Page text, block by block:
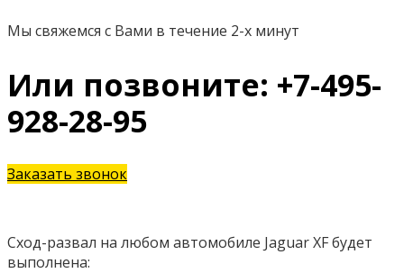
Мы свяжемся с Вами в течение 2-х минут
Или позвоните: +7-495-
928-28-95
Заказать звонок
Сход-развал на любом автомобиле Jaguar XF будет
выполнена: